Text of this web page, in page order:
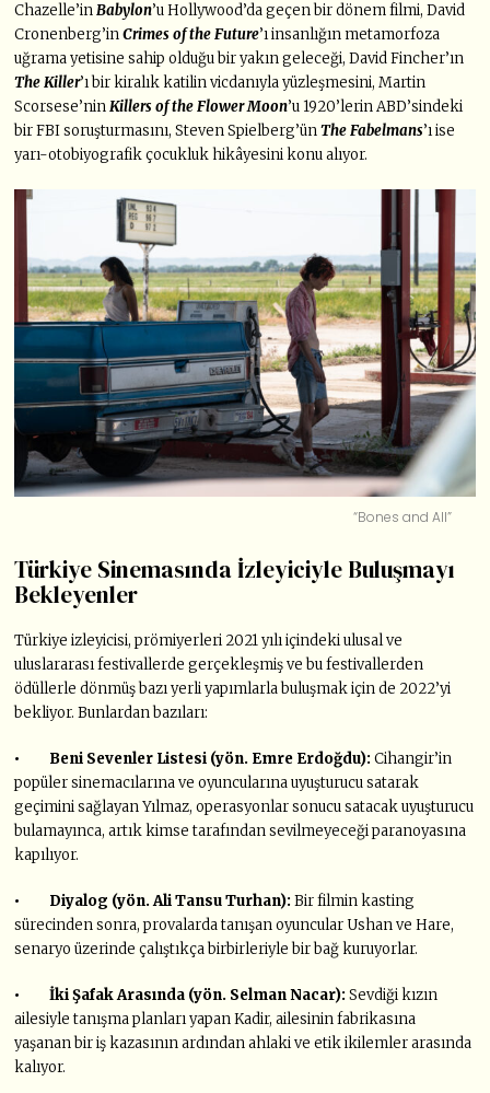
Chazelle’inBabylon’u Hollywood’da geçen bir dönem filmi, David
Cronenberg’inCrimes of the Future’ı insanlığın metamorfoza
uğrama yetisine sahip olduğu bir yakın geleceği, David Fincher’ın
The Killer’ı bir kiralık katilin vicdanıyla yüzleşmesini, Martin
Scorsese’ninKillers of the Flower Moon’u 1920’lerin ABD’sindeki
bir FBI soruşturmasını, Steven Spielberg’ünThe Fabelmans’ı ise
yarı-otobiyografik çocukluk hikâyesini konu alıyor.
“Bones and All”
Türkiye Sinemasında İzleyiciyle Buluşmayı
Bekleyenler
Türkiye izleyicisi, prömiyerleri 2021 yılı içindeki ulusal ve
uluslararası festivallerde gerçekleşmiş ve bu festivallerden
ödüllerle dönmüş bazı yerli yapımlarla buluşmak için de 2022’yi
bekliyor. Bunlardan bazıları:
• Beni Sevenler Listesi (yön. Emre Erdoğdu): Cihangir’in
popüler sinemacılarına ve oyuncularına uyuşturucu satarak
geçimini sağlayan Yılmaz, operasyonlar sonucu satacak uyuşturucu
bulamayınca, artık kimse tarafından sevilmeyeceği paranoyasına
kapılıyor.
• Diyalog (yön. Ali Tansu Turhan): Bir filmin kasting
sürecinden sonra, provalarda tanışan oyuncular Ushan ve Hare,
senaryo üzerinde çalıştıkça birbirleriyle bir bağ kuruyorlar.
• İki Şafak Arasında (yön. Selman Nacar): Sevdiği kızın
ailesiyle tanışma planları yapan Kadir, ailesinin fabrikasına
yaşanan bir iş kazasının ardından ahlaki ve etik ikilemler arasında
kalıyor.